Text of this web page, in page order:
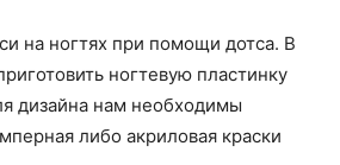
все
на ногтях при помощи дотса. В
ногтевую пластинку
дизайна нам необходимы
либо акриловая краски